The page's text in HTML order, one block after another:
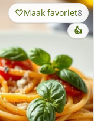
Maak favoriet8
👍